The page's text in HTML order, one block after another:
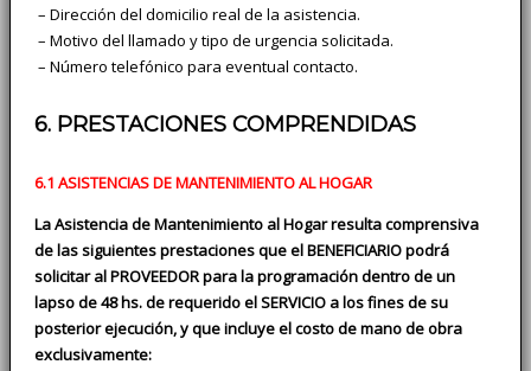
­ – Dirección del domicilio real de la asistencia.
­ – Motivo del llamado y tipo de urgencia solicitada.
­ – Número telefónico para eventual contacto.
6. PRESTACIONES COMPRENDIDAS
6.1 ASISTENCIAS DE MANTENIMIENTO AL HOGAR
La Asistencia de Mantenimiento al Hogar resulta comprensiva
de las siguientes prestaciones que el BENEFICIARIO podrá
solicitar al PROVEEDOR para la programación dentro de un
lapso de 48 hs. de requerido el SERVICIO a los fines de su
posterior ejecución, y que incluye el costo de mano de obra
exclusivamente: